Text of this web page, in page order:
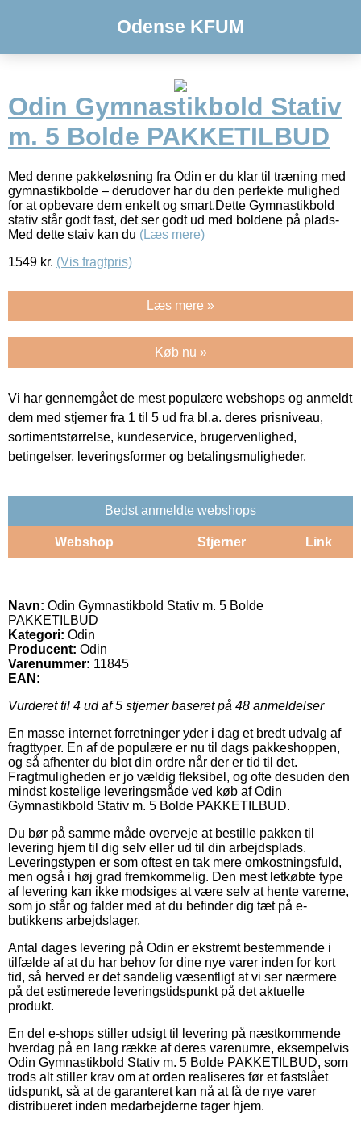
Odense KFUM
Odin Gymnastikbold Stativ
m. 5 Bolde PAKKETILBUD
Med denne pakkeløsning fra Odin er du klar til træning med
gymnastikbolde – derudover har du den perfekte mulighed
for at opbevare dem enkelt og smart.Dette Gymnastikbold
stativ står godt fast, det ser godt ud med boldene på plads-
Med dette staiv kan du (Læs mere)
1549 kr. (Vis fragtpris)
Læs mere »
Køb nu »
Vi har gennemgået de mest populære webshops og anmeldt
dem med stjerner fra 1 til 5 ud fra bl.a. deres prisniveau,
sortimentstørrelse, kundeservice, brugervenlighed,
betingelser, leveringsformer og betalingsmuligheder.
Bedst anmeldte webshops
Webshop Stjerner Link
Navn: Odin Gymnastikbold Stativ m. 5 Bolde
PAKKETILBUD
Kategori: Odin
Producent: Odin
Varenummer: 11845
EAN:
Vurderet til 4 ud af 5 stjerner baseret på 48 anmeldelser
En masse internet forretninger yder i dag et bredt udvalg af
fragttyper. En af de populære er nu til dags pakkeshoppen,
og så afhenter du blot din ordre når der er tid til det.
Fragtmuligheden er jo vældig fleksibel, og ofte desuden den
mindst kostelige leveringsmåde ved køb af Odin
Gymnastikbold Stativ m. 5 Bolde PAKKETILBUD.
Du bør på samme måde overveje at bestille pakken til
levering hjem til dig selv eller ud til din arbejdsplads.
Leveringstypen er som oftest en tak mere omkostningsfuld,
men også i høj grad fremkommelig. Den mest letkøbte type
af levering kan ikke modsiges at være selv at hente varerne,
som jo står og falder med at du befinder dig tæt på e-
butikkens arbejdslager.
Antal dages levering på Odin er ekstremt bestemmende i
tilfælde af at du har behov for dine nye varer inden for kort
tid, så herved er det sandelig væsentligt at vi ser nærmere
på det estimerede leveringstidspunkt på det aktuelle
produkt.
En del e-shops stiller udsigt til levering på næstkommende
hverdag på en lang række af deres varenumre, eksempelvis
Odin Gymnastikbold Stativ m. 5 Bolde PAKKETILBUD, som
trods alt stiller krav om at orden realiseres før et fastslået
tidspunkt, så at de garanteret kan nå at få de nye varer
distribueret inden medarbejderne tager hjem.